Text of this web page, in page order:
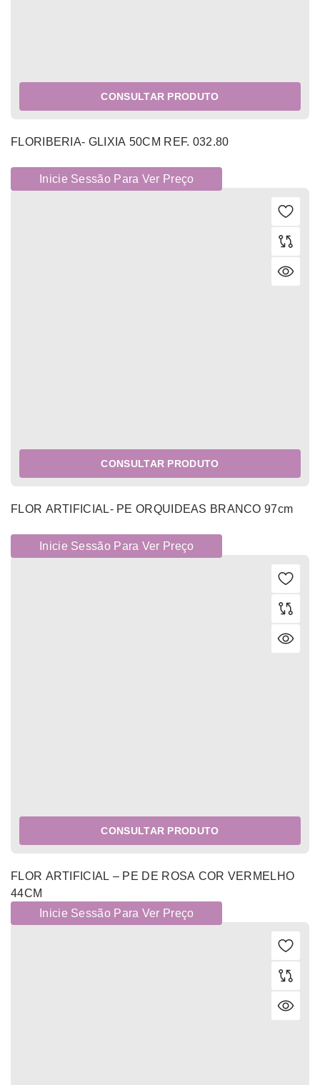
CONSULTAR PRODUTO
FLORIBERIA- GLIXIA 50CM REF. 032.80
Inicie Sessão Para Ver Preço
CONSULTAR PRODUTO
FLOR ARTIFICIAL- PE ORQUIDEAS BRANCO 97cm
Inicie Sessão Para Ver Preço
CONSULTAR PRODUTO
FLOR ARTIFICIAL – PE DE ROSA COR VERMELHO
44CM
Inicie Sessão Para Ver Preço